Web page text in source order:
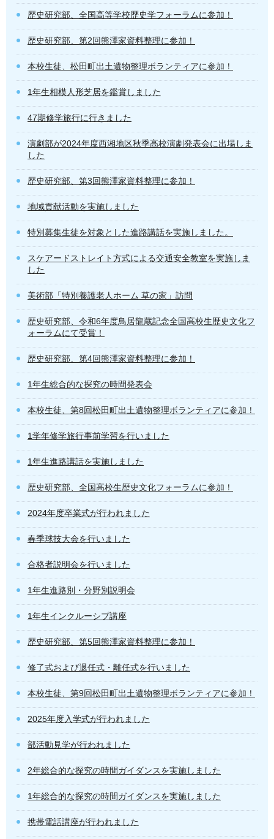
歴史研究部、全国高等学校歴史学フォーラムに参加！
歴史研究部、第2回熊澤家資料整理に参加！
本校生徒、松田町出土遺物整理ボランティアに参加！
1年生相模人形芝居を鑑賞しました
47期修学旅行に行きました
演劇部が2024年度西湘地区秋季高校演劇発表会に出場しま
した
歴史研究部、第3回熊澤家資料整理に参加！
地域貢献活動を実施しました
特別募集生徒を対象とした進路講話を実施しました。
スケアードストレイト方式による交通安全教室を実施しま
した
美術部「特別養護老人ホーム 草の家」訪問
歴史研究部、令和6年度鳥居龍蔵記念全国高校生歴史文化フ
ォーラムにて受賞！
歴史研究部、第4回熊澤家資料整理に参加！
1年生総合的な探究の時間発表会
本校生徒、第8回松田町出土遺物整理ボランティアに参加！
1学年修学旅行事前学習を行いました
1年生進路講話を実施しました
歴史研究部、全国高校生歴史文化フォーラムに参加！
2024年度卒業式が行われました
春季球技大会を行いました
合格者説明会を行いました
1年生進路別・分野別説明会
1年生インクルーシブ講座
歴史研究部、第5回熊澤家資料整理に参加！
修了式および退任式・離任式を行いました
本校生徒、第9回松田町出土遺物整理ボランティアに参加！
2025年度入学式が行われました
部活動見学が行われました
2年総合的な探究の時間ガイダンスを実施しました
1年総合的な探究の時間ガイダンスを実施しました
携帯電話講座が行われました